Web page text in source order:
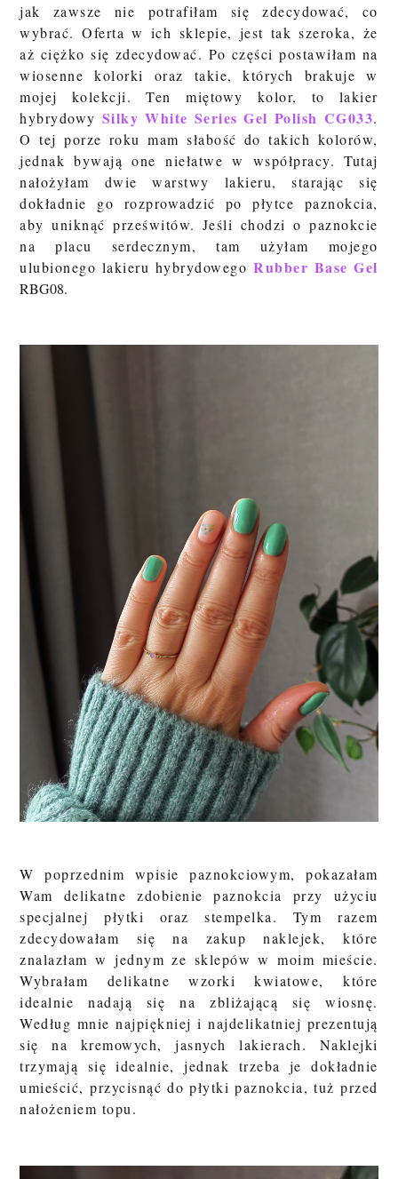
jak zawsze nie potrafiłam się zdecydować, co
wybrać. Oferta w ich sklepie, jest tak szeroka, że
aż ciężko się zdecydować. Po części postawiłam na
wiosenne kolorki oraz takie, których brakuje w
mojej kolekcji. Ten miętowy kolor, to lakier
hybrydowy Silky White Series Gel Polish CG033.
O tej porze roku mam słabość do takich kolorów,
jednak bywają one niełatwe w współpracy. Tutaj
nałożyłam dwie warstwy lakieru, starając się
dokładnie go rozprowadzić po płytce paznokcia,
aby uniknąć prześwitów. Jeśli chodzi o paznokcie
na placu serdecznym, tam użyłam mojego
ulubionego lakieru hybrydowegoRubber Base Gel
RBG08.
W poprzednim wpisie paznokciowym, pokazałam
Wam delikatne zdobienie paznokcia przy użyciu
specjalnej płytki oraz stempelka. Tym razem
zdecydowałam się na zakup naklejek, które
znalazłam w jednym ze sklepów w moim mieście.
Wybrałam delikatne wzorki kwiatowe, które
idealnie nadają się na zbliżającą się wiosnę.
Według mnie najpiękniej i najdelikatniej prezentują
się na kremowych, jasnych lakierach. Naklejki
trzymają się idealnie, jednak trzeba je dokładnie
umieścić, przycisnąć do płytki paznokcia, tuż przed
nałożeniem topu.